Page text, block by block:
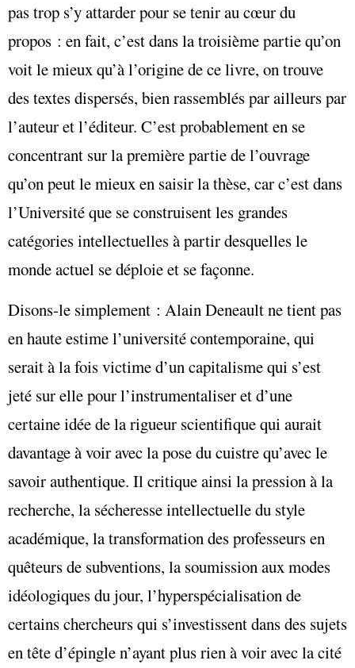
pas trop s’y attarder pour se tenir au cœur du
propos : en fait, c’est dans la troisième partie qu’on
voit le mieux qu’à l’origine de ce livre, on trouve
des textes dispersés, bien rassemblés par ailleurs par
l’auteur et l’éditeur. C’est probablement en se
concentrant sur la première partie de l’ouvrage
qu’on peut le mieux en saisir la thèse, car c’est dans
l’Université que se construisent les grandes
catégories intellectuelles à partir desquelles le
monde actuel se déploie et se façonne.
Disons-le simplement : Alain Deneault ne tient pas
en haute estime l’université contemporaine, qui
serait à la fois victime d’un capitalisme qui s’est
jeté sur elle pour l’instrumentaliser et d’une
certaine idée de la rigueur scientifique qui aurait
davantage à voir avec la pose du cuistre qu’avec le
savoir authentique. Il critique ainsi la pression à la
recherche, la sécheresse intellectuelle du style
académique, la transformation des professeurs en
quêteurs de subventions, la soumission aux modes
idéologiques du jour, l’hyperspécialisation de
certains chercheurs qui s’investissent dans des sujets
en tête d’épingle n’ayant plus rien à voir avec la cité